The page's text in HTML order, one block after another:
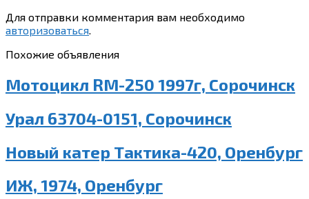
Для отправки комментария вам необходимо
авторизоваться.
Похожие объявления
Мотоцикл RM-250 1997г, Сорочинск
Урал 63704-0151, Сорочинск
Новый катер Тактика-420, Оренбург
ИЖ, 1974, Оренбург